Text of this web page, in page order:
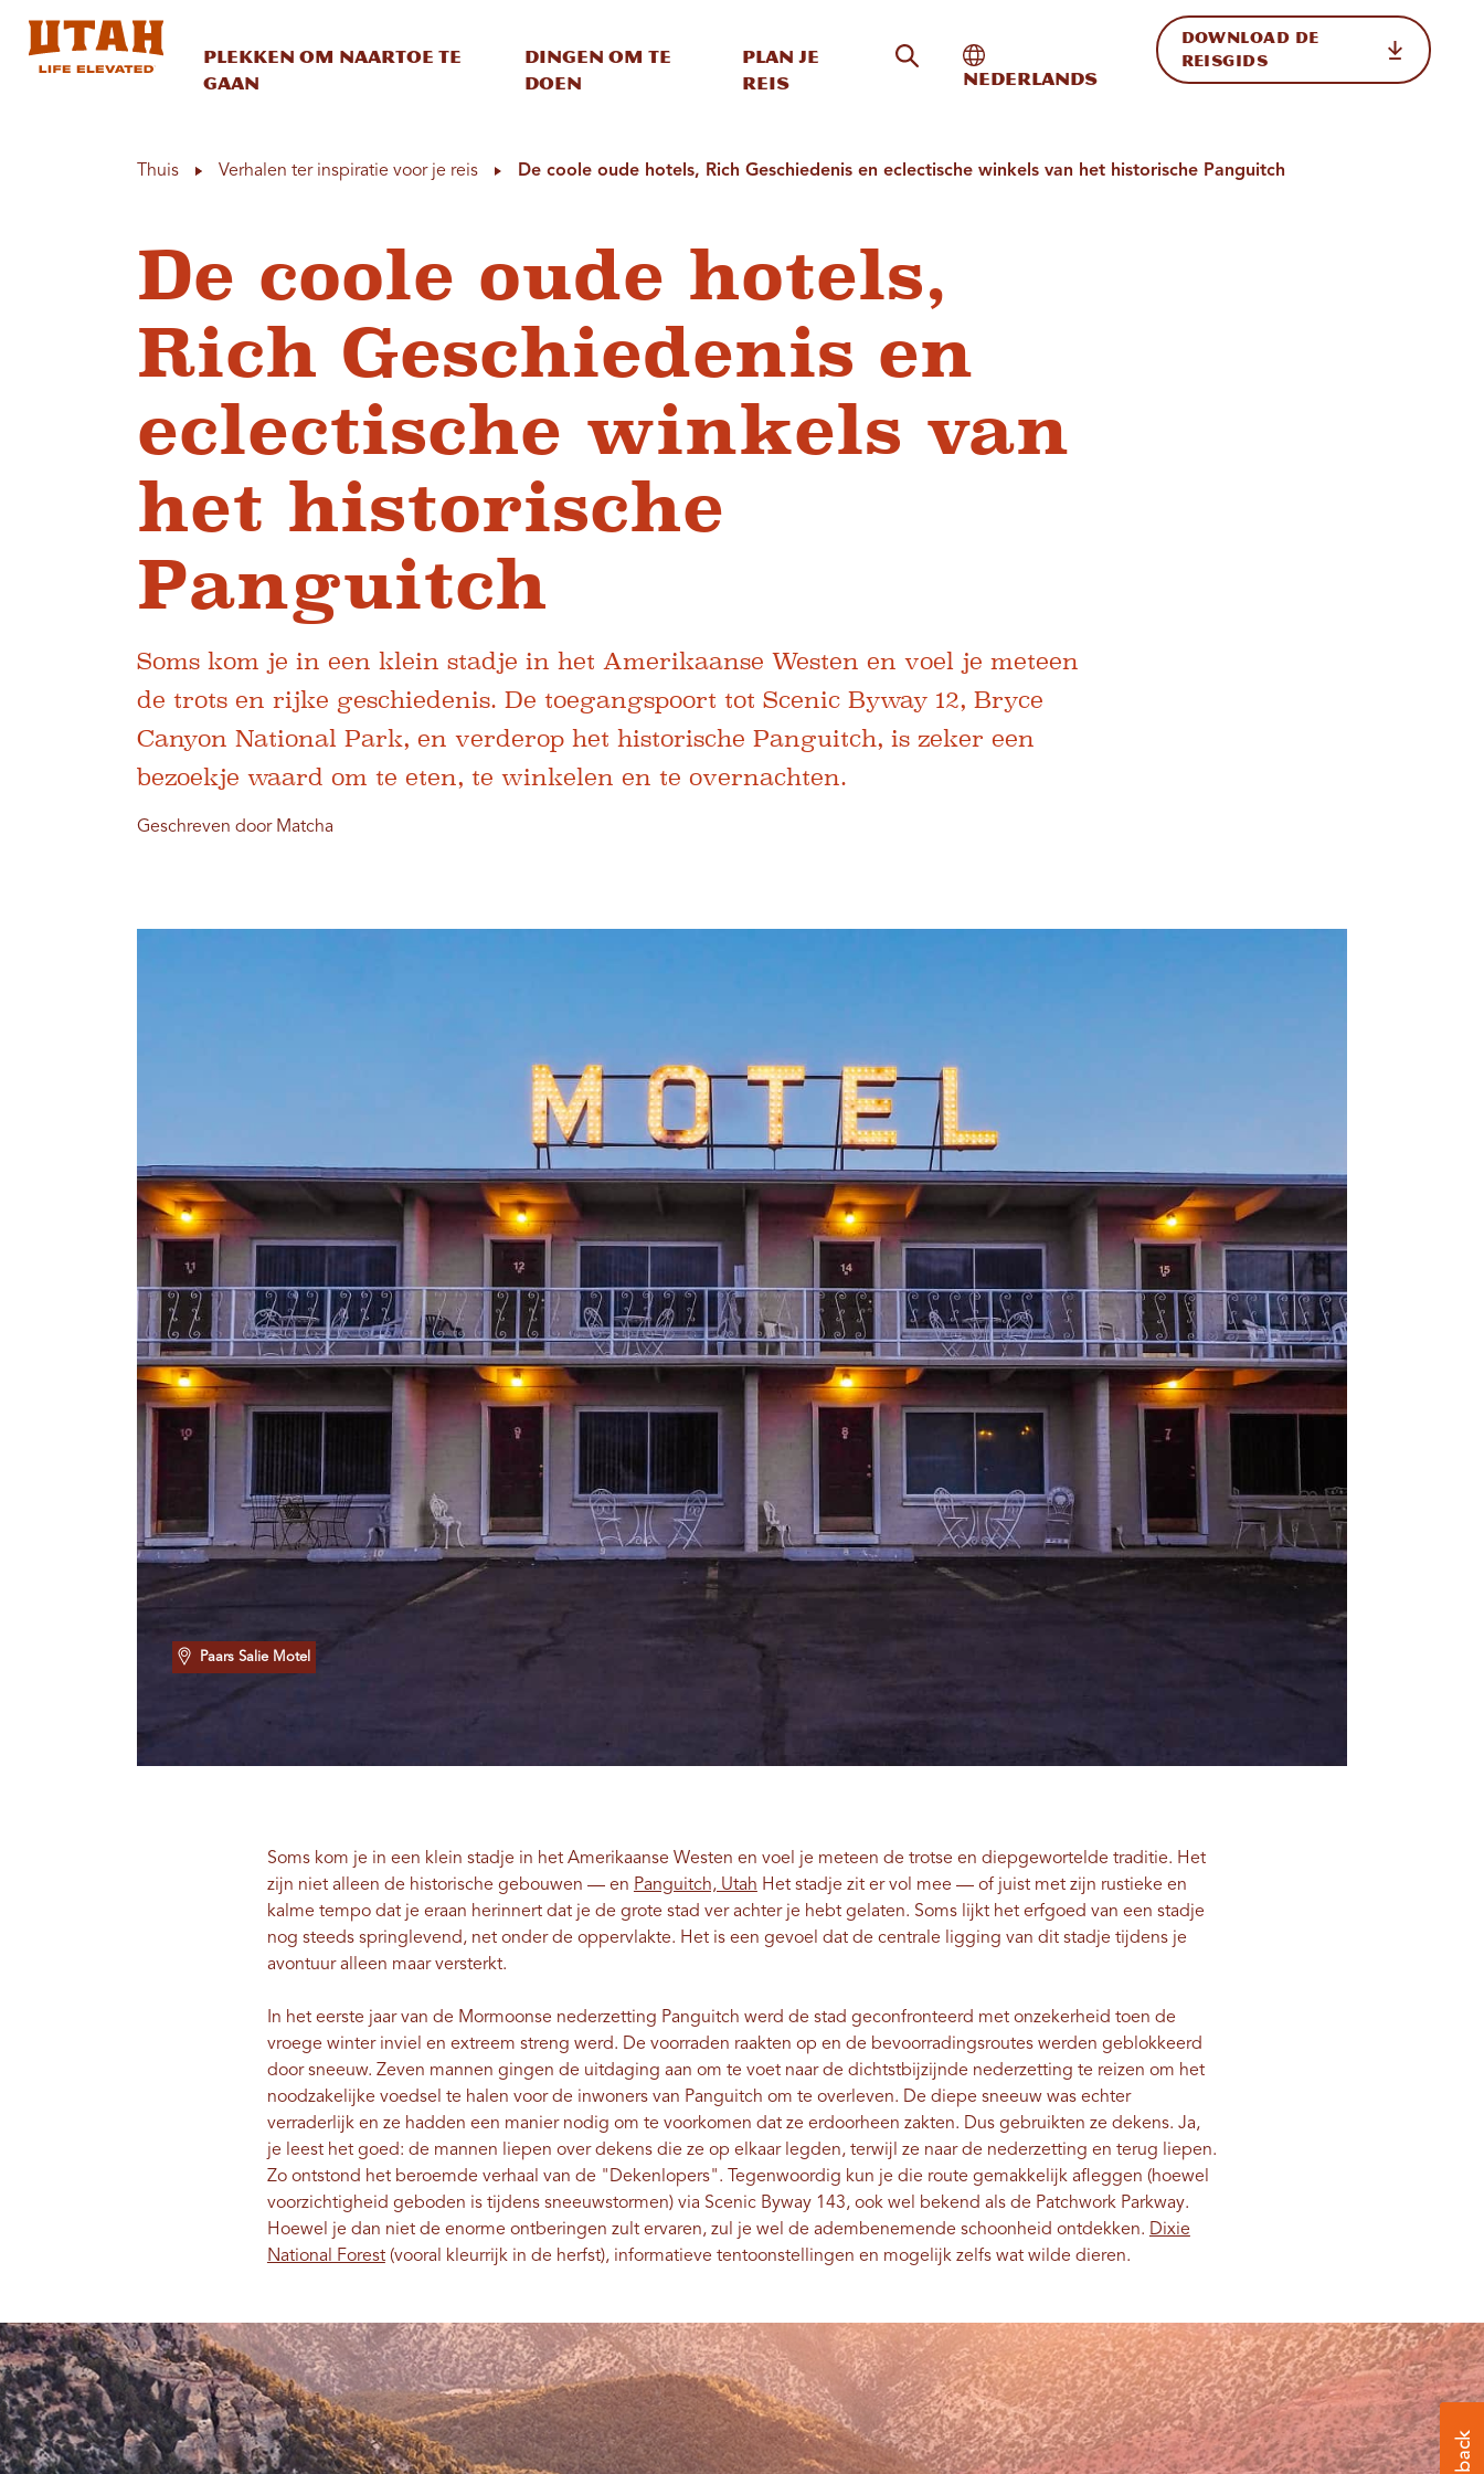
Plekken om naartoe te
gaan
Dingen om te
doen
Plan je
reis
Zoeken op de site
Internationale weergave in-/uitschakelen
Nederlands
DOWNLOAD DE
REISGIDS
Thuis Verhalen ter inspiratie voor je reis De coole oude hotels, Rich Geschiedenis en eclectische winkels van het historische Panguitch
De coole oude hotels,
Rich Geschiedenis en
eclectische winkels van
het historische
Panguitch
Soms kom je in een klein stadje in het Amerikaanse Westen en voel je meteen
de trots en rijke geschiedenis. De toegangspoort tot Scenic Byway 12, Bryce
Canyon National Park, en verderop het historische Panguitch, is zeker een
bezoekje waard om te eten, te winkelen en te overnachten.
Geschreven door Matcha
Paars Salie Motel
Soms kom je in een klein stadje in het Amerikaanse Westen en voel je meteen de trotse en diepgewortelde traditie. Het
zijn niet alleen de historische gebouwen — en Panguitch, Utah Het stadje zit er vol mee — of juist met zijn rustieke en
kalme tempo dat je eraan herinnert dat je de grote stad ver achter je hebt gelaten. Soms lijkt het erfgoed van een stadje
nog steeds springlevend, net onder de oppervlakte. Het is een gevoel dat de centrale ligging van dit stadje tijdens je
avontuur alleen maar versterkt.
In het eerste jaar van de Mormoonse nederzetting Panguitch werd de stad geconfronteerd met onzekerheid toen de
vroege winter inviel en extreem streng werd. De voorraden raakten op en de bevoorradingsroutes werden geblokkeerd
door sneeuw. Zeven mannen gingen de uitdaging aan om te voet naar de dichtstbijzijnde nederzetting te reizen om het
noodzakelijke voedsel te halen voor de inwoners van Panguitch om te overleven. De diepe sneeuw was echter
verraderlijk en ze hadden een manier nodig om te voorkomen dat ze erdoorheen zakten. Dus gebruikten ze dekens. Ja,
je leest het goed: de mannen liepen over dekens die ze op elkaar legden, terwijl ze naar de nederzetting en terug liepen.
Zo ontstond het beroemde verhaal van de "Dekenlopers". Tegenwoordig kun je die route gemakkelijk afleggen (hoewel
voorzichtigheid geboden is tijdens sneeuwstormen) via Scenic Byway 143, ook wel bekend als de Patchwork Parkway.
Hoewel je dan niet de enorme ontberingen zult ervaren, zul je wel de adembenemende schoonheid ontdekken. Dixie
National Forest(vooral kleurrijk in de herfst), informatieve tentoonstellingen en mogelijk zelfs wat wilde dieren.